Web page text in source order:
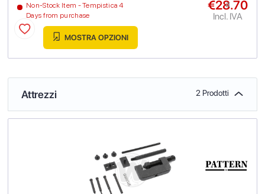
Non-Stock Item - Tempistica 4
Days from purchase
€28.70
Incl. IVA
a
MOSTRA OPZIONI
Attrezzi 2 Prodotti